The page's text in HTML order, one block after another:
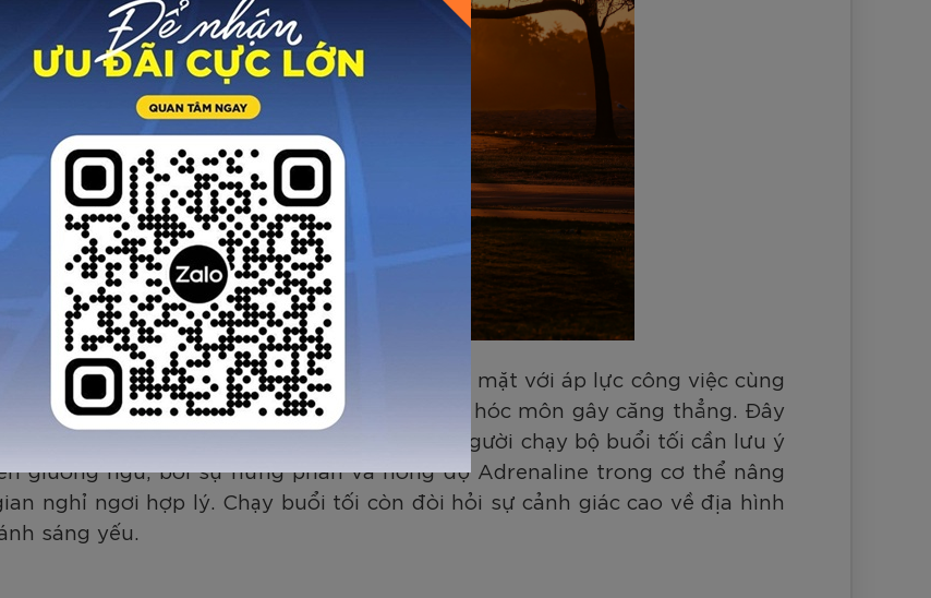
vai trò như 1 bộ lọc tâm lý. Sau ngày dài đối mặt với áp lực công việc cùng
thở, sải chân giúp loại bỏ cortisol – môt loại hóc môn gây căng thẳng. Đây
thần trước khi kết thúc ngày. Tuy nhiên, người chạy bộ buổi tối cần lưu ý
giường ngủ, bởi sự hưng phấn và nồng độ Adrenaline trong cơ thể nâng
nghỉ ngơi hợp lý. Chạy buổi tối còn đòi hỏi sự cảnh giác cao về địa hình
sáng yếu.